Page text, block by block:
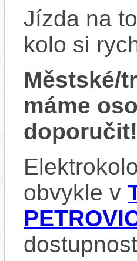
Jízda na
kolo si
Městské/
máme
doporučit!
obvykle v